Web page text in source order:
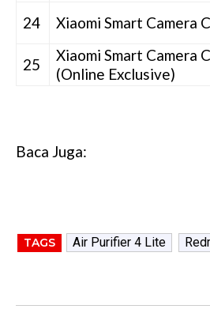
24
Xiaomi Smart Camera
25
Xiaomi Smart Camera
(Online Exclusive)
Baca Juga:
TAGS Air Purifier 4 Lite